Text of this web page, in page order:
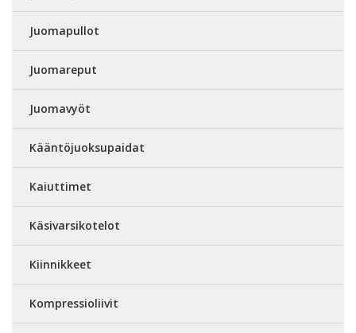
Juomapullot
Juomareput
Juomavyöt
Kääntöjuoksupaidat
Kaiuttimet
Käsivarsikotelot
Kiinnikkeet
Kompressioliivit